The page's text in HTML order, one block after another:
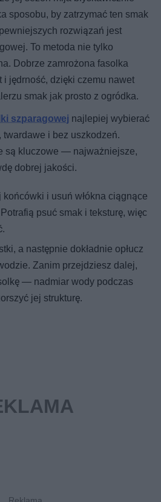
sposobu, by zatrzymać ten smak
rozwiązań jest
To metoda nie tylko
Dobrze zamrożona fasolka
i jędrność, dzięki czemu nawet
smak jak prosto z ogródka.
szparagowej najlepiej wybierać
twardawe i bez uszkodzeń.
są kluczowe — najważniejsze,
dobrej jakości.
i usuń włókna ciągnące
psuć smak i teksturę, więc
a następnie dokładnie opłucz
Zanim przejdziesz dalej,
— nadmiar wody podczas
jej strukturę.